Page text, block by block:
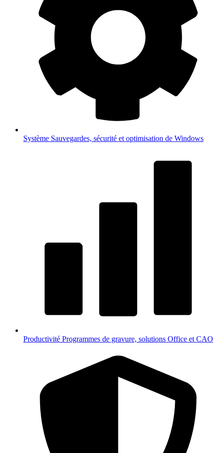
Système Sauvegardes, sécurité et optimisation de Windows
Productivité Programmes de gravure, solutions Office et CAO